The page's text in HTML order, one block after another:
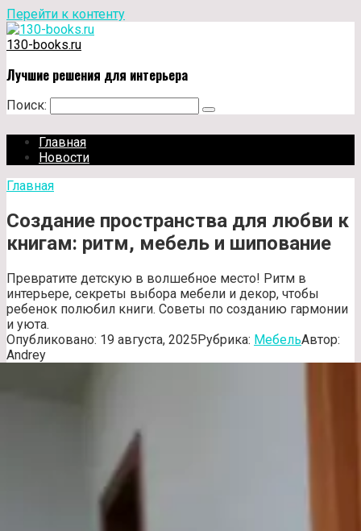
Перейти к контенту
130-books.ru
Лучшие решения для интерьера
Поиск:
Главная
Новости
Главная
Создание пространства для любви к
книгам: ритм, мебель и шипование
Превратите детскую в волшебное место! Ритм в
интерьере, секреты выбора мебели и декор, чтобы
ребенок полюбил книги. Советы по созданию гармонии
и уюта.
Опубликовано: 19 августа, 2025Рубрика: МебельАвтор:
Andrey